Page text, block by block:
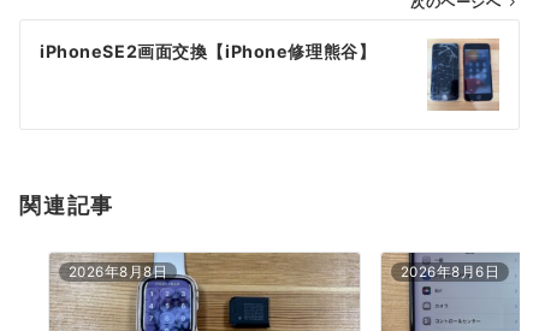
ン
iPhoneSE2画面交換【iPhone修理熊谷】
関連記事
2026年8月8日 2026年8月6日